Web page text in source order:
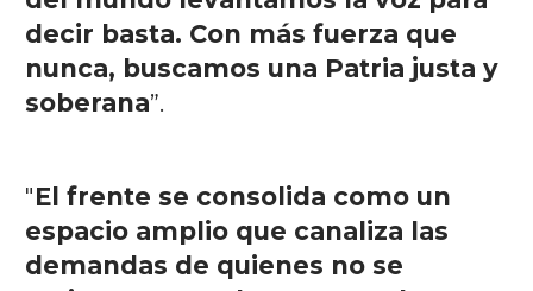
decir basta. Con más fuerza que
nunca, buscamos una Patria justa y
soberana”.
"El frente se consolida como un
espacio amplio que canaliza las
demandas de quienes no se